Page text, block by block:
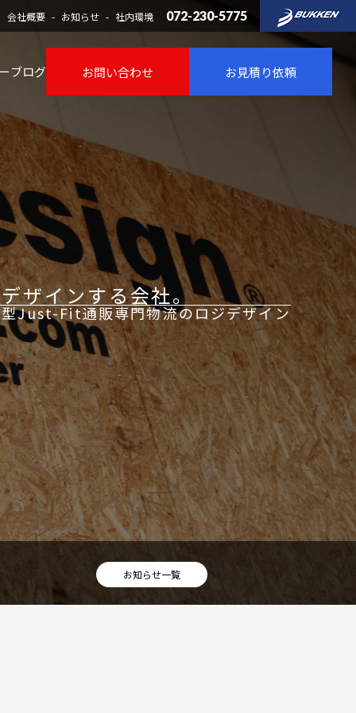
会社概要 お知らせ 社内環境 072-230-5775
ブログ お問い合わせ お見積り依頼
ザインする会社。
Just-Fit通販専門物流のロジデザイン
お知らせ一覧